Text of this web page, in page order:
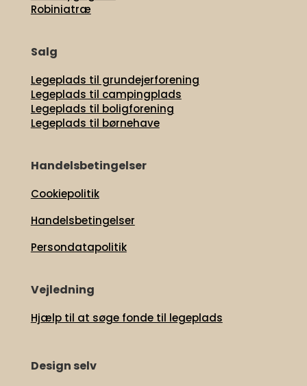
Robiniatræ
Salg
Legeplads til grundejerforening
Legeplads til campingplads
Legeplads til boligforening
Legeplads til børnehave
Handelsbetingelser
Cookiepolitik
Handelsbetingelser
Persondatapolitik
Vejledning
Hjælp til at søge fonde til legeplads
Design selv